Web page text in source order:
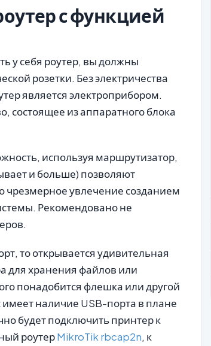
с функцией
у себя роутер, вы должны
розетки. Без электричества
является электроприбором.
состоящее из аппаратного блока
используя маршрутизатор,
и больше) позволяют
чрезмерное увлечение созданием
Рекомендовано не
то открывается удивительная
для хранения файлов или
понадобится флешка или другой
наличие USB-порта в плане
будет подключить принтер к
роутерMikroTik rbcap2n, к